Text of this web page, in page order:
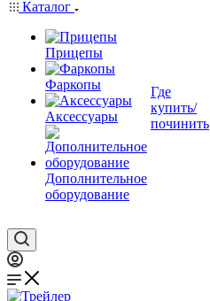
Каталог
Прицепы
Фаркопы
Аксессуары
Дополнительное
оборудование
Где
купить/
починить